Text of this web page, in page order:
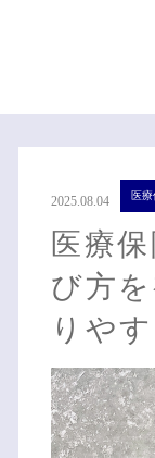
2025.08.04 医
医療
び方
りや